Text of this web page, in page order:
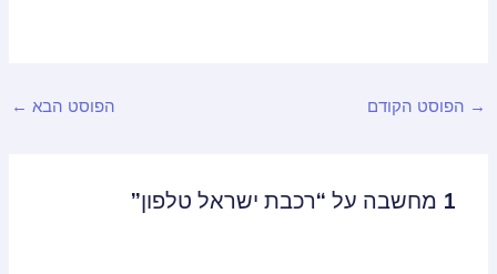
הפוסט הקודם הפוסט הבא←